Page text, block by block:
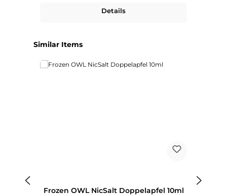
Details
Produktgalerie überspringen
Similar Items
Frozen OWL NicSalt Doppelapfel 10ml